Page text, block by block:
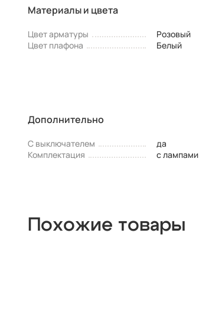
Материалы и цвета
Цвет арматуры
Розовый
Цвет плафона
Белый
Дополнительно
С выключателем
да
Комплектация
с лампами
Похожие товары